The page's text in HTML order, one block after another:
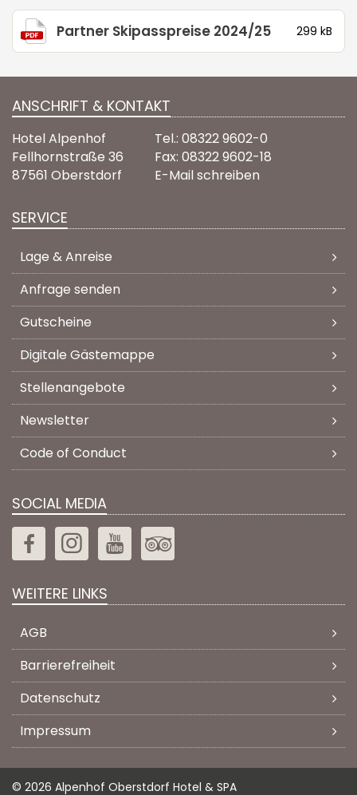
Partner Skipasspreise 2024/25 299 kB
ANSCHRIFT & KONTAKT
Hotel Alpenhof
Fellhornstraße 36
87561 Oberstdorf
Tel.: 08322 9602-0
Fax: 08322 9602-18
E-Mail schreiben
SERVICE
Lage & Anreise
Anfrage senden
Gutscheine
Digitale Gästemappe
Stellenangebote
Newsletter
Code of Conduct
SOCIAL MEDIA
WEITERE LINKS
AGB
Barrierefreiheit
Datenschutz
Impressum
© 2026 Alpenhof Oberstdorf Hotel & SPA